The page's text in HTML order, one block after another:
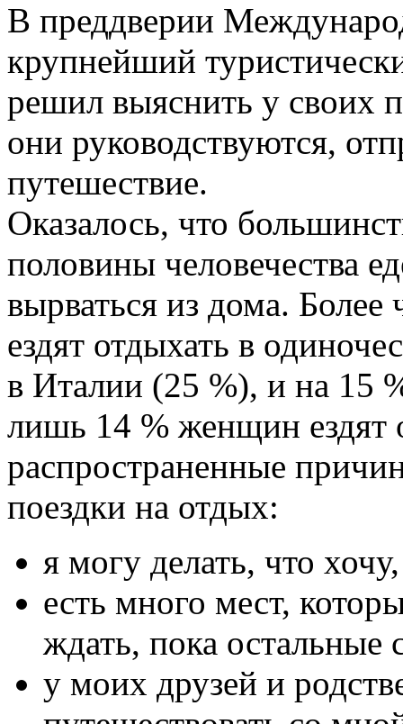
В преддверии
крупнейший
решил выяснить у своих
они руководствуются,
путешествие.
Оказалось, что
половины человечества
вырваться из дома. Более
ездят отдыхать в
в Италии (25 %), и на 15
лишь 14 % женщин ездят
распространенные
поездки на отдых:
я могу делать, что
есть много мест,
ждать, пока остальные
у моих друзей и